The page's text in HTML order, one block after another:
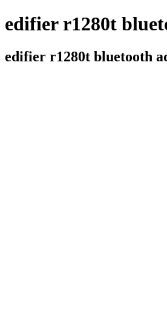
edifier r1280t
edifier r1280t bluetooth